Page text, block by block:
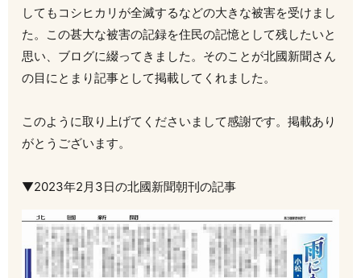
してもコシヒカリが全滅するなどの大きな被害を受けまし
た。この甚大な被害の記録を住民の記憶として残したいと
思い、ブログに綴ってきました。そのことが北國新聞さん
の目にとまり記事として掲載してくれました。
このように取り上げてくださいまして感謝です。掲載あり
がとうございます。
▼2023年2月3日の北國新聞朝刊の記事